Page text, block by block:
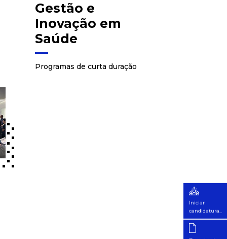
Gestão e
Inovação em
Saúde
Programas de curta duração
Iniciar
candidatura_